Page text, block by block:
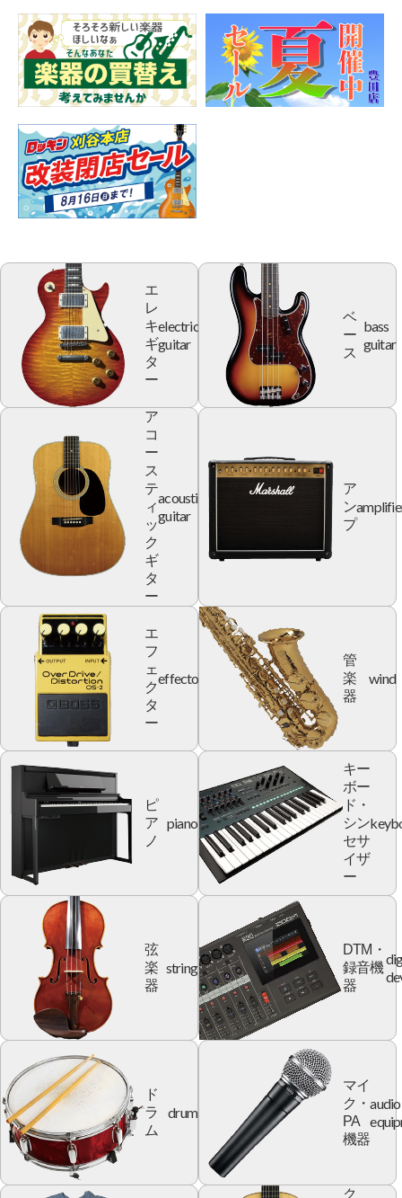
エ
レ
キ
ギ
タ
ー
electric
guitar
ベ
ー
ス
bass
guitar
ア
コ
ー
ス
テ
ィ
ッ
ク
ギ
タ
ー
acoustic
guitar
ア
ン
プ
エ
フ
ェ
ク
タ
ー
effector
管
楽
器
wind
ピ
ア
ノ
piano
キー
ボー
ド・
シン
セサ
イザ
ー
弦
楽
器
string
DTM・
録音機
器
ド
ラ
ム
drum
マイ
ク・
PA
機器
audio
ク